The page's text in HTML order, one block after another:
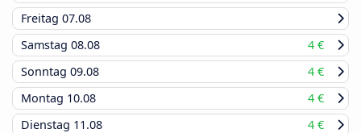
Freitag 07.08
Samstag 08.08
4 €
Sonntag 09.08
4 €
Montag 10.08
4 €
Dienstag 11.08
4 €